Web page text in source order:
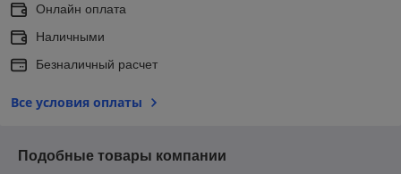
Онлайн оплата
Наличными
Безналичный расчет
Все условия оплаты
Подобные товары компании